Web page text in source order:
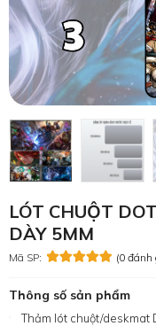
LÓT CHUỘT
DÀY 5MM
Mã SP: (0 đánh
Thông số sản phẩm
Thảm lót chuột/deskmat